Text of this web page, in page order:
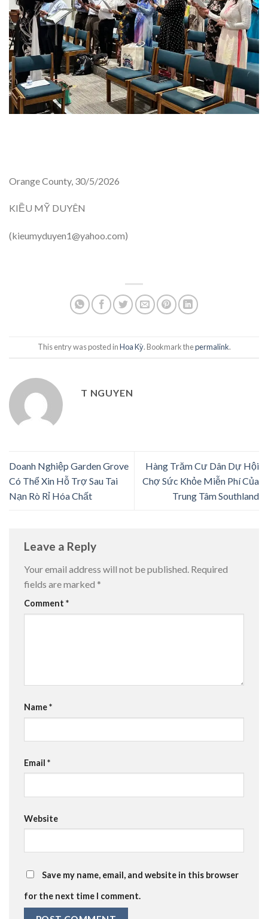
Orange County, 30/5/2026
KIỀU MỸ DUYÊN
(kieumyduyen1@yahoo.com)
This entry was posted inHoa Kỳ. Bookmark thepermalink.
T NGUYEN
Doanh Nghiệp Garden Grove
Có Thể Xin Hỗ Trợ Sau Tai
Nạn Rò Rỉ Hóa Chất
Hàng Trăm Cư Dân Dự Hội
Chợ Sức Khỏe Miễn Phí Của
Trung Tâm Southland
Leave a Reply
Your email address will not be published. Required
fields are marked *
Comment *
Name*
Email *
Website
Save my name, email, and website in this browser
for the next time I comment.